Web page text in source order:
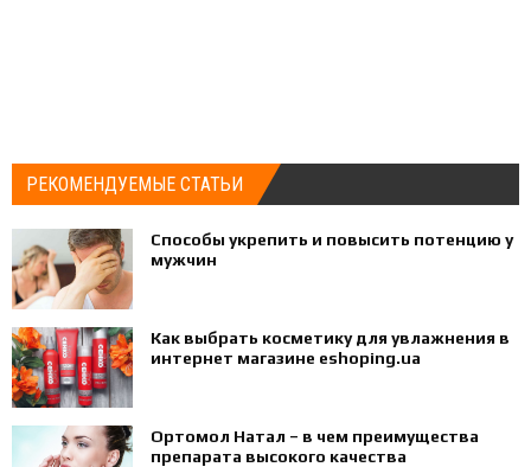
РЕКОМЕНДУЕМЫЕ СТАТЬИ
Способы укрепить и повысить потенцию у
мужчин
Как выбрать косметику для увлажнения в
интернет магазине eshoping.ua
Ортомол Натал – в чем преимущества
препарата высокого качества